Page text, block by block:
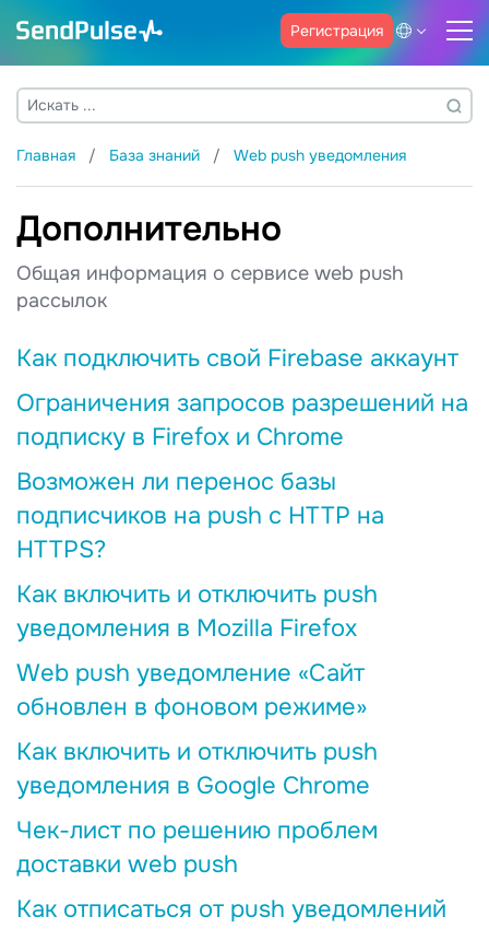
Регистрация
Главная База знаний Web push уведомления
Дополнительно
Общая информация о сервисе web push
рассылок
Как подключить свой Firebase аккаунт
Ограничения запросов разрешений на
подписку в Firefox и Chrome
Возможен ли перенос базы
подписчиков на push с HTTP на
HTTPS?
Как включить и отключить push
уведомления в Mozilla Firefox
Web push уведомление «Сайт
обновлен в фоновом режиме»
Как включить и отключить push
уведомления в Google Chrome
Чек-лист по решению проблем
доставки web push
Как отписаться от push уведомлений